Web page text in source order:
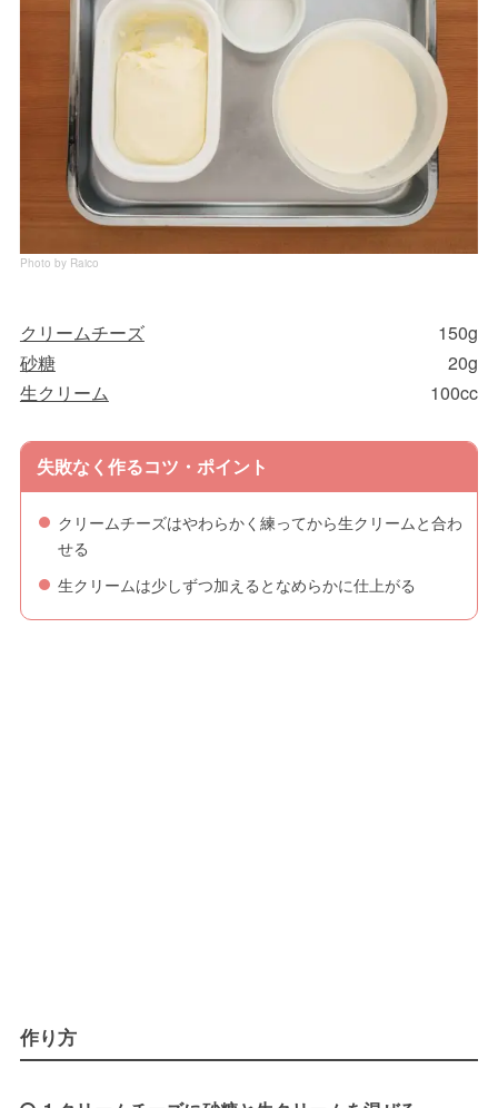
Photo by Raico
クリームチーズ
150g
砂糖
20g
生クリーム
100cc
失敗なく作るコツ・ポイント
クリームチーズはやわらかく練ってから生クリームと合わ
せる
生クリームは少しずつ加えるとなめらかに仕上がる
作り方